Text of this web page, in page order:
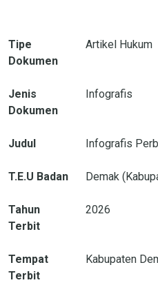
Tipe
Dokumen
Artikel Hukum
Jenis
Dokumen
Infografis
Judul Infografis
T.E.U Badan Demak
Tahun
Terbit
2026
Tempat
Terbit
Kabupaten